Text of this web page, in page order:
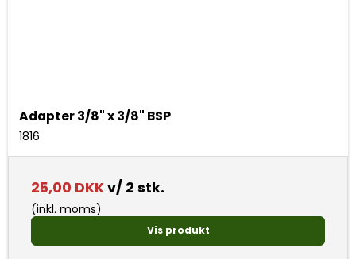
Adapter 3/8" x 3/8" BSP
1816
25,00 DKKv/ 2 stk.
(inkl. moms)
Vis produkt